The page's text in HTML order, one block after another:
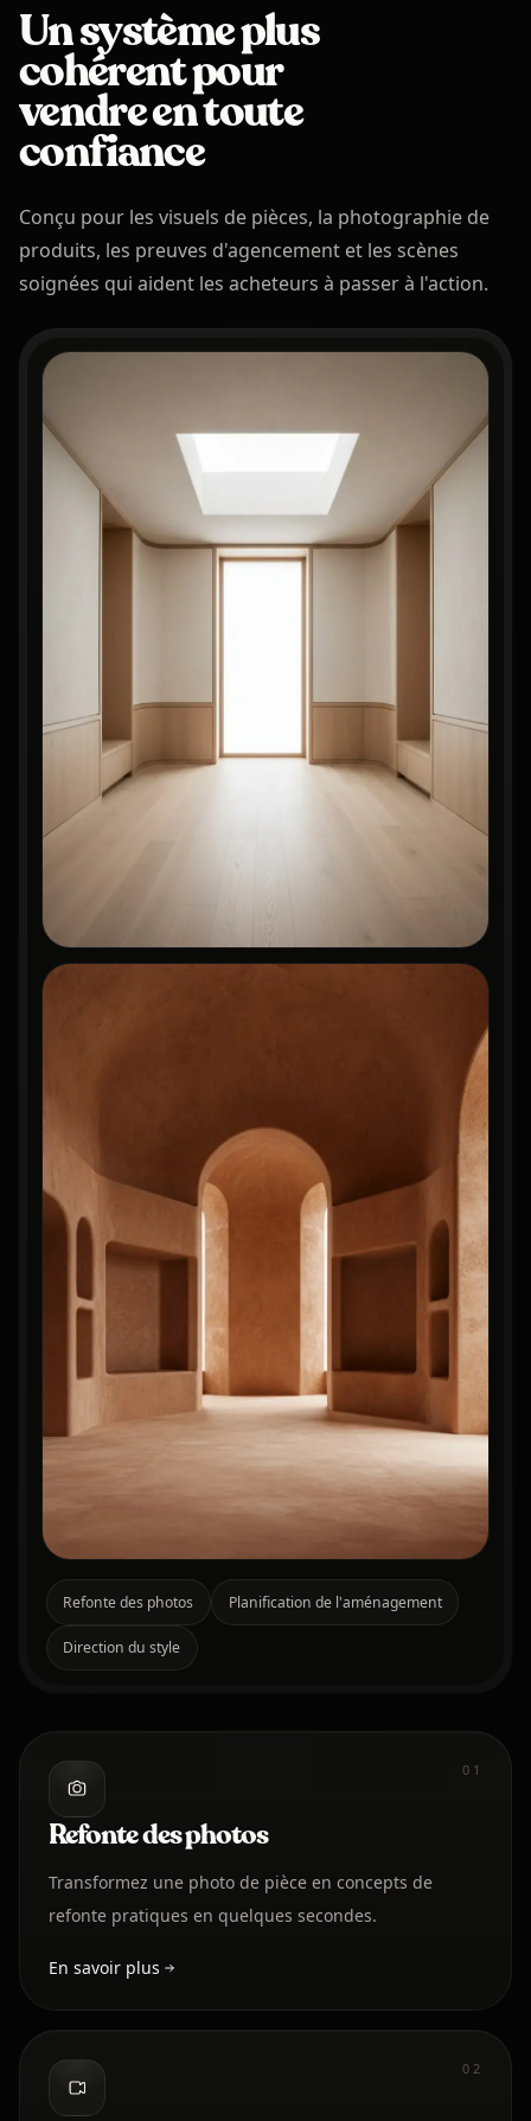
Un système plus
cohérent pour
vendre en toute
confiance
Conçu pour les visuels de pièces, la photographie de
produits, les preuves d'agencement et les scènes
soignées qui aident les acheteurs à passer à l'action.
Refonte des photos Planification de l'aménagement
Direction du style
01
Refonte des photos
Transformez une photo de pièce en concepts de
refonte pratiques en quelques secondes.
En savoir plus
02